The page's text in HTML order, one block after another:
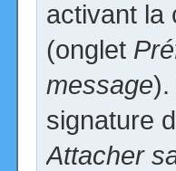
activant la
(onglet
message).
signature
Attacher